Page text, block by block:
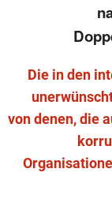
Die in den
von denen, die